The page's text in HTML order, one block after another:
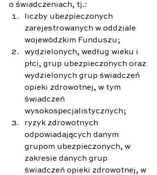
o świadczeniach, tj.:
liczby ubezpieczonych
zarejestrowanych w oddziale
wojewódzkim Funduszu;
wydzielonych, według wieku i
płci, grup ubezpieczonych oraz
wydzielonych grup świadczeń
opieki zdrowotnej, w tym
świadczeń
wysokospecjalistycznych;
ryzyk zdrowotnych
odpowiadających danym
grupom ubezpieczonych, w
zakresie danych grup
świadczeń opieki zdrowotnej, w